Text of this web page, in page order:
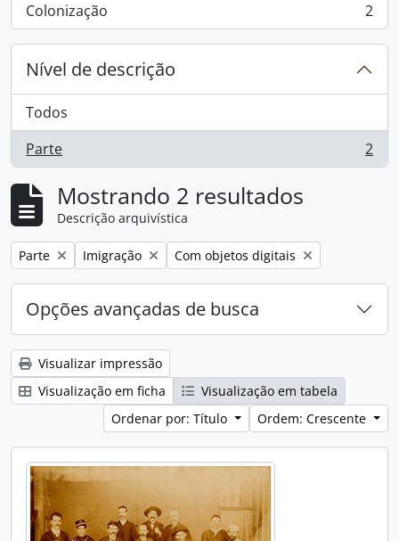
Colonização
, 2 resultados 2
Nível de descrição
Todos
Parte
, 2 resultados 2
Mostrando 2 resultados
Descrição arquivística
Remover filtro:
Parte Remover filtro:
Imigração Remover filtro:
Com objetos digitais
Opções avançadas de busca
Visualizar impressão
Visualização em ficha
Visualização em tabela
Ordenar por: Título
Ordem: Crescente